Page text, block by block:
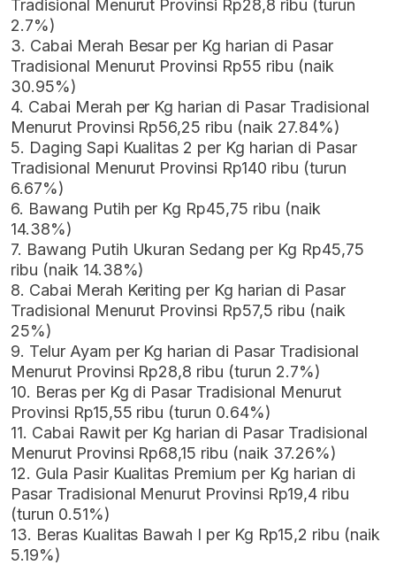
Tradisional Menurut Provinsi Rp28,8 ribu (turun
2.7%)
3. Cabai Merah Besar per Kg harian di Pasar
Tradisional Menurut Provinsi Rp55 ribu (naik
30.95%)
4. Cabai Merah per Kg harian di Pasar Tradisional
Menurut Provinsi Rp56,25 ribu (naik 27.84%)
5. Daging Sapi Kualitas 2 per Kg harian di Pasar
Tradisional Menurut Provinsi Rp140 ribu (turun
6.67%)
6. Bawang Putih per Kg Rp45,75 ribu (naik
14.38%)
7. Bawang Putih Ukuran Sedang per Kg Rp45,75
ribu (naik 14.38%)
8. Cabai Merah Keriting per Kg harian di Pasar
Tradisional Menurut Provinsi Rp57,5 ribu (naik
25%)
9. Telur Ayam per Kg harian di Pasar Tradisional
Menurut Provinsi Rp28,8 ribu (turun 2.7%)
10. Beras per Kg di Pasar Tradisional Menurut
Provinsi Rp15,55 ribu (turun 0.64%)
11. Cabai Rawit per Kg harian di Pasar Tradisional
Menurut Provinsi Rp68,15 ribu (naik 37.26%)
12. Gula Pasir Kualitas Premium per Kg harian di
Pasar Tradisional Menurut Provinsi Rp19,4 ribu
(turun 0.51%)
13. Beras Kualitas Bawah I per Kg Rp15,2 ribu (naik
5.19%)